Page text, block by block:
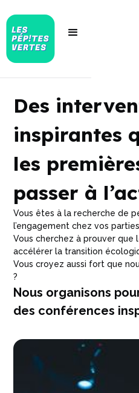
Des
inspirantes
les
passer à
Vous êtes à la recherche de
l’engagement chez vos
Vous cherchez à prouver
accélérer la transition
Vous croyez aussi fort que
?
Nous organisons
des conférences